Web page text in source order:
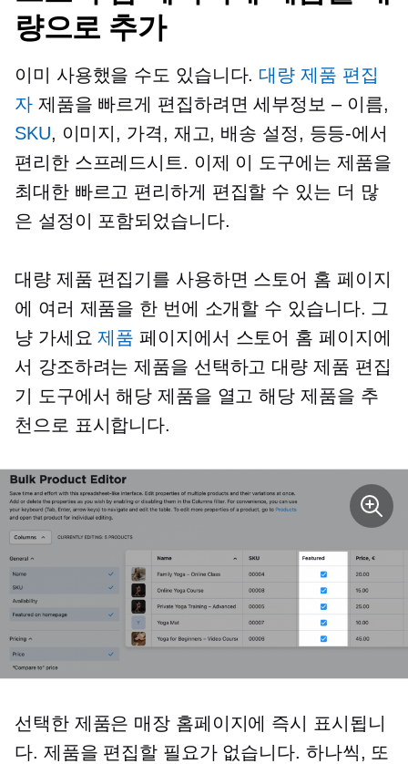
량으로 추가
이미 사용했을 수도 있습니다. 대량 제품 편집
자제품을 빠르게 편집하려면세부정보 – 이름,
SKU, 이미지, 가격, 재고, 배송 설정, 등등-에서
편리한 스프레드시트. 이제 이 도구에는 제품을
최대한 빠르고 편리하게 편집할 수 있는 더 많
은 설정이 포함되었습니다.
대량 제품 편집기를 사용하면 스토어 홈 페이지
에 여러 제품을 한 번에 소개할 수 있습니다. 그
냥 가세요제품 페이지에서 스토어 홈 페이지에
서 강조하려는 제품을 선택하고 대량 제품 편집
기 도구에서 해당 제품을 열고 해당 제품을 추
천으로 표시합니다.
선택한 제품은 매장 홈페이지에 즉시 표시됩니
다. 제품을 편집할 필요가 없습니다. 하나씩, 또